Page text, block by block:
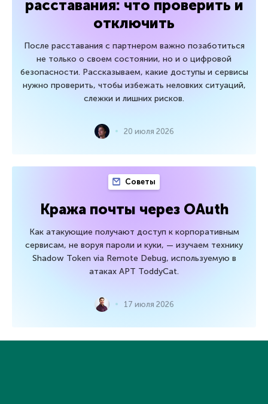
расставания: что проверить и
отключить
После расставания с партнером важно позаботиться
не только о своем состоянии, но и о цифровой
безопасности. Рассказываем, какие доступы и сервисы
нужно проверить, чтобы избежать неловких ситуаций,
слежки и лишних рисков.
20 июля 2026
Советы
Кража почты через OAuth
Как атакующие получают доступ к корпоративным
сервисам, не воруя пароли и куки, — изучаем технику
Shadow Token via Remote Debug, используемую в
атаках APT ToddyCat.
17 июля 2026